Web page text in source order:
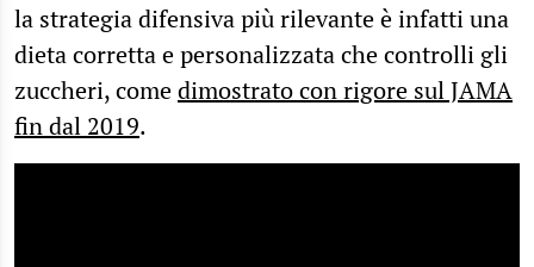
la strategia difensiva più rilevante è infatti una
dieta corretta e personalizzata che controlli gli
zuccheri, comedimostrato con rigore sul JAMA
fin dal 2019.